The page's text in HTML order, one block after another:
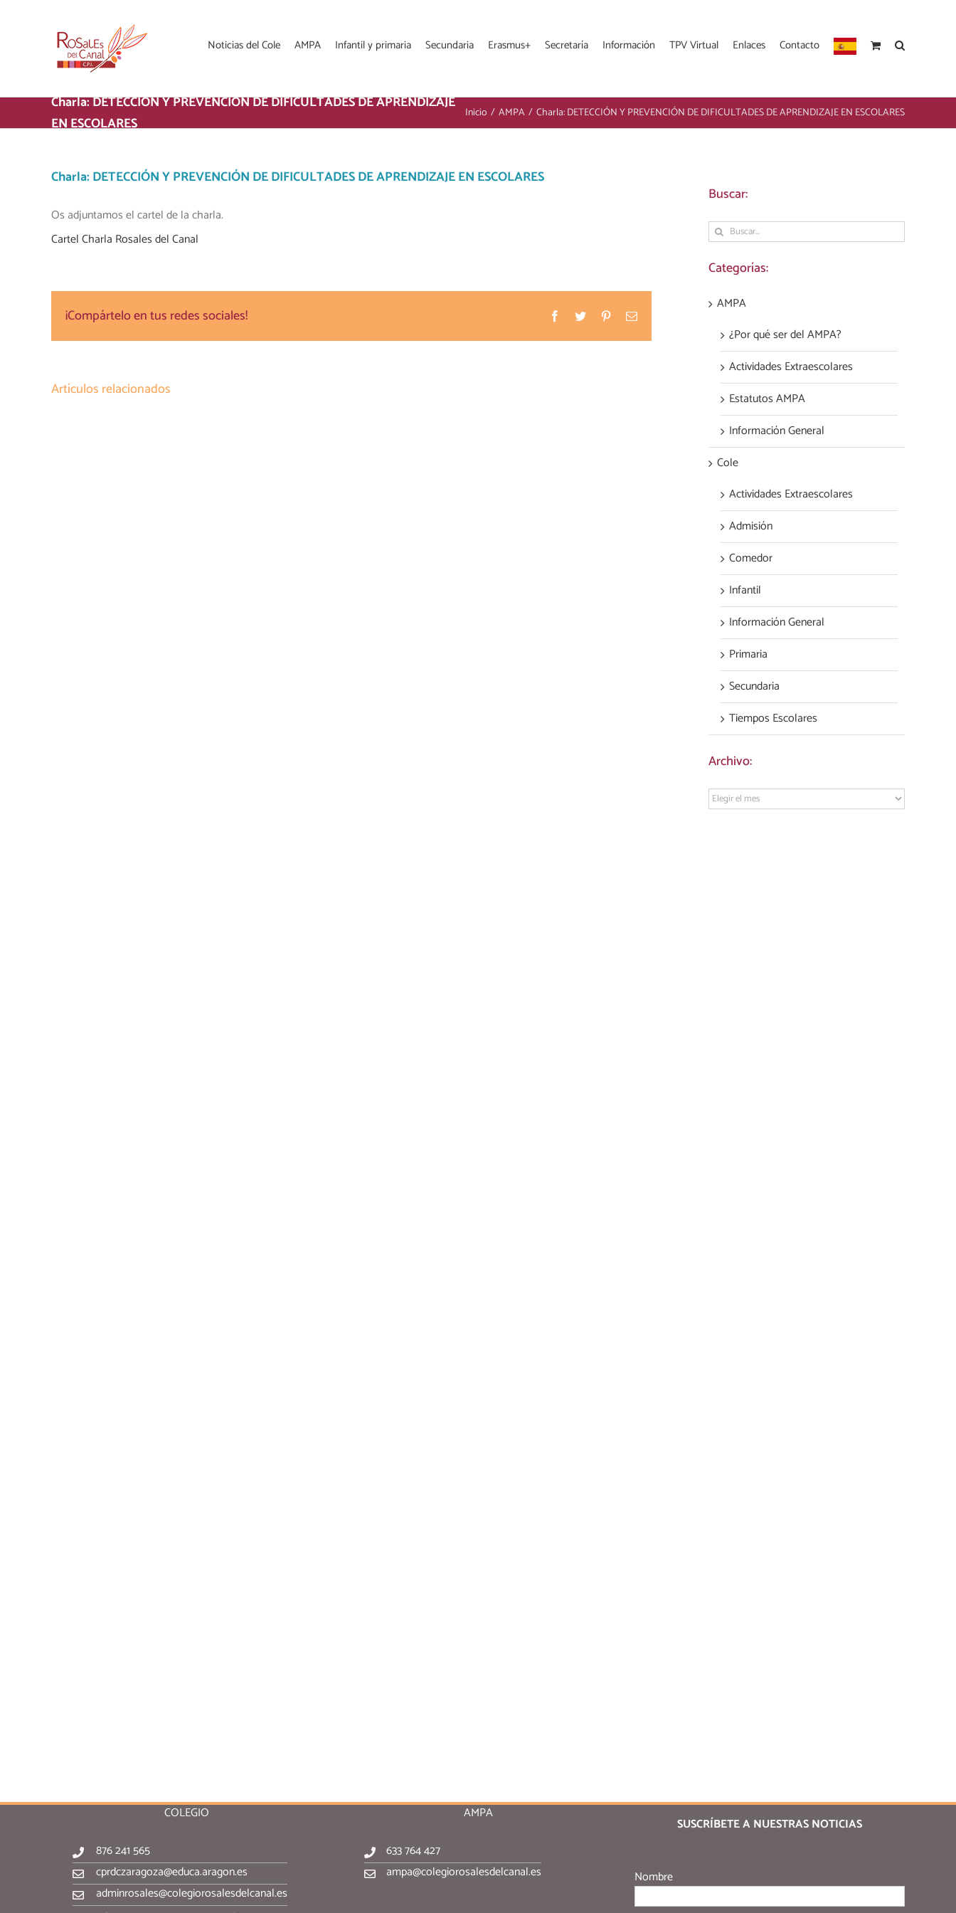
Noticias del Cole AMPA Infantil y primaria Secundaria Erasmus+ Secretaría Información TPV Virtual Enlaces Contacto
Charla: DETECCIÓN Y PREVENCIÓN DE DIFICULTADES DE APRENDIZAJE
EN ESCOLARES
Inicio / AMPA / Charla: DETECCIÓN Y PREVENCIÓN DE DIFICULTADES DE APRENDIZAJE EN ESCOLARES
Charla: DETECCIÓN Y PREVENCIÓN DE DIFICULTADES DE APRENDIZAJE EN ESCOLARES
Os adjuntamos el cartel de la charla.
Cartel Charla Rosales del Canal
¡Compártelo en tus redes sociales! Facebook
Twitter PinterestCorreo
Artículos relacionados
Buscar:
Buscar:
Categorías:
AMPA
¿Por qué ser del AMPA?
Actividades Extraescolares
Estatutos AMPA
Información General
Cole
Actividades Extraescolares
Admisión
Comedor
Infantil
Información General
Primaria
Secundaria
Tiempos Escolares
Archivo:
Archivo:
COLEGIO
876 241 565
cprdczaragoza@educa.aragon.es
adminrosales@colegiorosalesdelcanal.es
AMPA
633 764 427
ampa@colegiorosalesdelcanal.es
SUSCRÍBETE A NUESTRAS NOTICIAS
Nombre